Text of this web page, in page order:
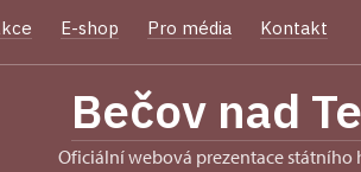
E-shop Pro média Kontakt
Bečov nad
oficiální webová prezentace státního